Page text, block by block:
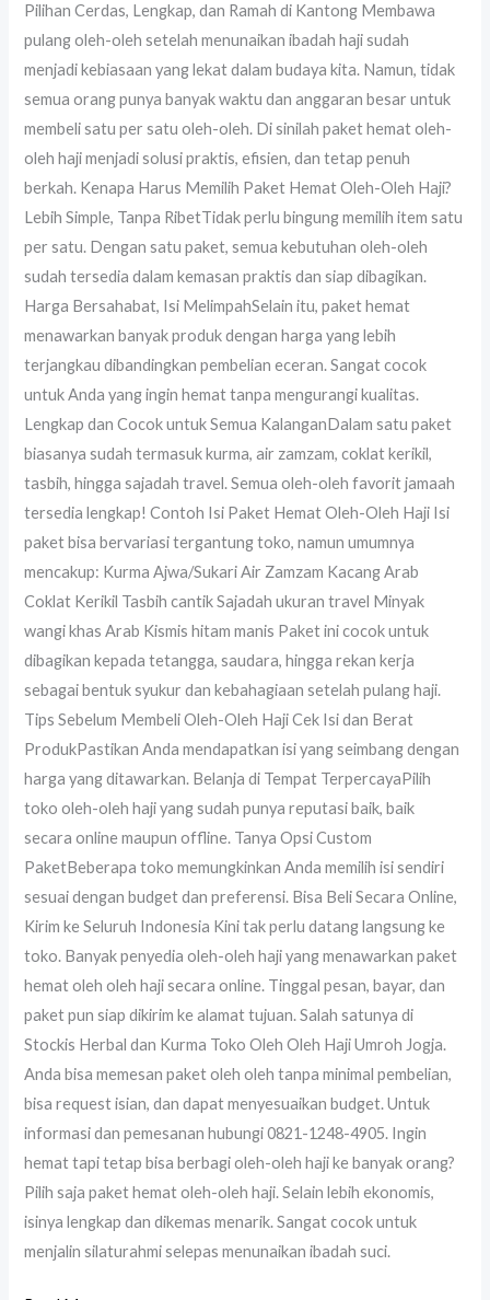
Pilihan Cerdas, Lengkap, dan Ramah di Kantong Membawa
pulang oleh-oleh setelah menunaikan ibadah haji sudah
menjadi kebiasaan yang lekat dalam budaya kita. Namun, tidak
semua orang punya banyak waktu dan anggaran besar untuk
membeli satu per satu oleh-oleh. Di sinilah paket hemat oleh-
oleh haji menjadi solusi praktis, efisien, dan tetap penuh
berkah. Kenapa Harus Memilih Paket Hemat Oleh-Oleh Haji?
Lebih Simple, Tanpa RibetTidak perlu bingung memilih item satu
per satu. Dengan satu paket, semua kebutuhan oleh-oleh
sudah tersedia dalam kemasan praktis dan siap dibagikan.
Harga Bersahabat, Isi MelimpahSelain itu, paket hemat
menawarkan banyak produk dengan harga yang lebih
terjangkau dibandingkan pembelian eceran. Sangat cocok
untuk Anda yang ingin hemat tanpa mengurangi kualitas.
Lengkap dan Cocok untuk Semua KalanganDalam satu paket
biasanya sudah termasuk kurma, air zamzam, coklat kerikil,
tasbih, hingga sajadah travel. Semua oleh-oleh favorit jamaah
tersedia lengkap! Contoh Isi Paket Hemat Oleh-Oleh Haji Isi
paket bisa bervariasi tergantung toko, namun umumnya
mencakup: Kurma Ajwa/Sukari Air Zamzam Kacang Arab
Coklat Kerikil Tasbih cantik Sajadah ukuran travel Minyak
wangi khas Arab Kismis hitam manis Paket ini cocok untuk
dibagikan kepada tetangga, saudara, hingga rekan kerja
sebagai bentuk syukur dan kebahagiaan setelah pulang haji.
Tips Sebelum Membeli Oleh-Oleh Haji Cek Isi dan Berat
ProdukPastikan Anda mendapatkan isi yang seimbang dengan
harga yang ditawarkan. Belanja di Tempat TerpercayaPilih
toko oleh-oleh haji yang sudah punya reputasi baik, baik
secara online maupun offline. Tanya Opsi Custom
PaketBeberapa toko memungkinkan Anda memilih isi sendiri
sesuai dengan budget dan preferensi. Bisa Beli Secara Online,
Kirim ke Seluruh Indonesia Kini tak perlu datang langsung ke
toko. Banyak penyedia oleh-oleh haji yang menawarkan paket
hemat oleh oleh haji secara online. Tinggal pesan, bayar, dan
paket pun siap dikirim ke alamat tujuan. Salah satunya di
Stockis Herbal dan Kurma Toko Oleh Oleh Haji Umroh Jogja.
Anda bisa memesan paket oleh oleh tanpa minimal pembelian,
bisa request isian, dan dapat menyesuaikan budget. Untuk
informasi dan pemesanan hubungi 0821-1248-4905. Ingin
hemat tapi tetap bisa berbagi oleh-oleh haji ke banyak orang?
Pilih saja paket hemat oleh-oleh haji. Selain lebih ekonomis,
isinya lengkap dan dikemas menarik. Sangat cocok untuk
menjalin silaturahmi selepas menunaikan ibadah suci.